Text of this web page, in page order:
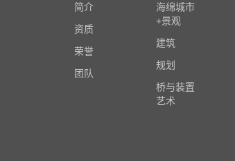
简介
资质
荣誉
团队
海绵城市
+景观
建筑
规划
桥与装置
艺术